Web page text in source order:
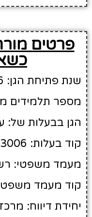
פרטים
שנת פתיחת הגן: 1996
מספר תלמידים משוער:
הגן בבעלות של:
קוד בעלות: 10483006
מעמד משפטי:
קוד מעמד משפטי:
יחידת דיווח: מרכז